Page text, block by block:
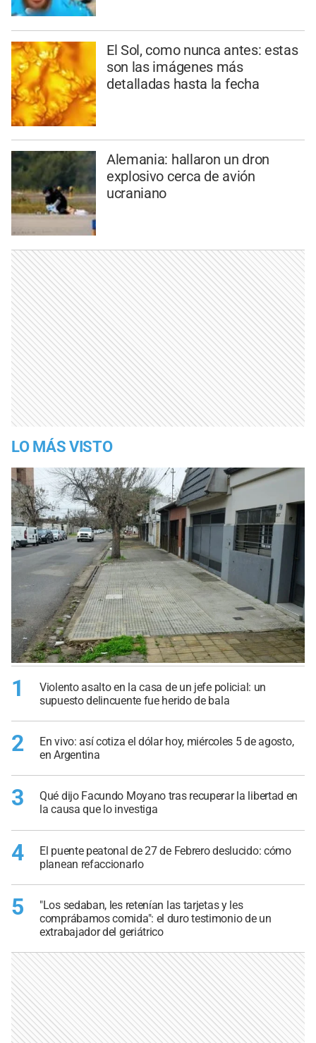
El Sol, como nunca antes: estas
son las imágenes más
detalladas hasta la fecha
Alemania: hallaron un dron
explosivo cerca de avión
ucraniano
LO MÁS VISTO
1
Violento asalto en la casa de un jefe policial: un
supuesto delincuente fue herido de bala
2
En vivo: así cotiza el dólar hoy, miércoles 5 de agosto,
en Argentina
3
Qué dijo Facundo Moyano tras recuperar la libertad en
la causa que lo investiga
4
El puente peatonal de 27 de Febrero deslucido: cómo
planean refaccionarlo
5
"Los sedaban, les retenían las tarjetas y les
comprábamos comida": el duro testimonio de un
extrabajador del geriátrico